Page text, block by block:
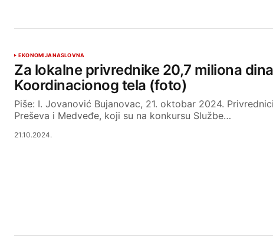
EKONOMIJANASLOVNA
Za lokalne privrednike 20,7 miliona
Koordinacionog tela (foto)
Piše: I. Jovanović Bujanovac, 21. oktobar 2024.
Preševa i Medveđe, koji su na konkursu Službe…
21.10.2024.